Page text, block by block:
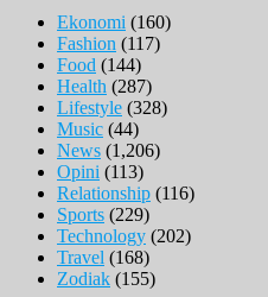
Ekonomi (160)
Fashion (117)
Food (144)
Health (287)
Lifestyle (328)
Music (44)
News (1,206)
Opini (113)
Relationship (116)
Sports (229)
Technology (202)
Travel (168)
Zodiak (155)